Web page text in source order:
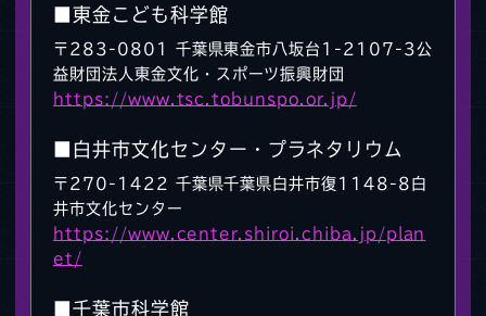
■東金こども科学館
〒283-0801 千葉県東金市八坂台1-2107-3公
益財団法人東金文化・スポーツ振興財団
https://www.tsc.tobunspo.or.jp/
■白井市文化センター・プラネタリウム
〒270-1422 千葉県千葉県白井市復1148-8白
井市文化センター
https://www.center.shiroi.chiba.jp/plan
et/
■千葉市科学館